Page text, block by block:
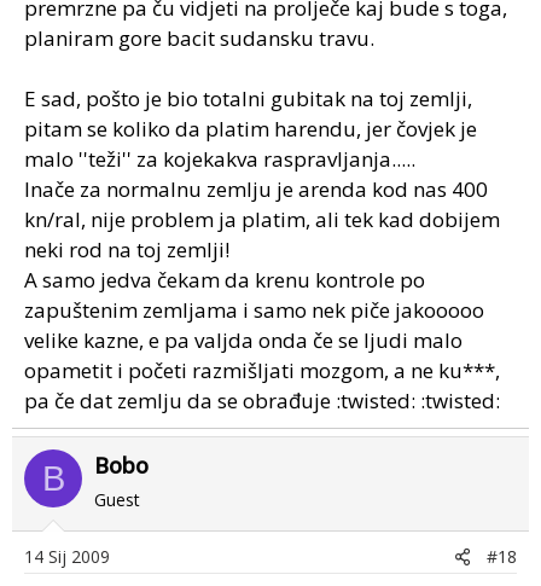
premrzne pa ču vidjeti na prolječe kaj bude s toga,
planiram gore bacit sudansku travu.
E sad, pošto je bio totalni gubitak na toj zemlji,
pitam se koliko da platim harendu, jer čovjek je
malo ''teži'' za kojekakva raspravljanja.....
Inače za normalnu zemlju je arenda kod nas 400
kn/ral, nije problem ja platim, ali tek kad dobijem
neki rod na toj zemlji!
A samo jedva čekam da krenu kontrole po
zapuštenim zemljama i samo nek piče jakooooo
velike kazne, e pa valjda onda če se ljudi malo
opametit i početi razmišljati mozgom, a ne ku***,
pa če dat zemlju da se obrađuje :twisted: :twisted:
B Bobo
Guest
14 Sij 2009 #18